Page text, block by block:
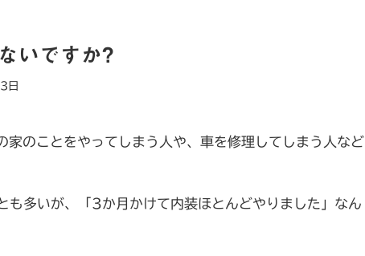
いですか?
日
のことをやってしまう人や、車を修理してしまう人など
も多いが、「3か月かけて内装ほとんどやりました」なん